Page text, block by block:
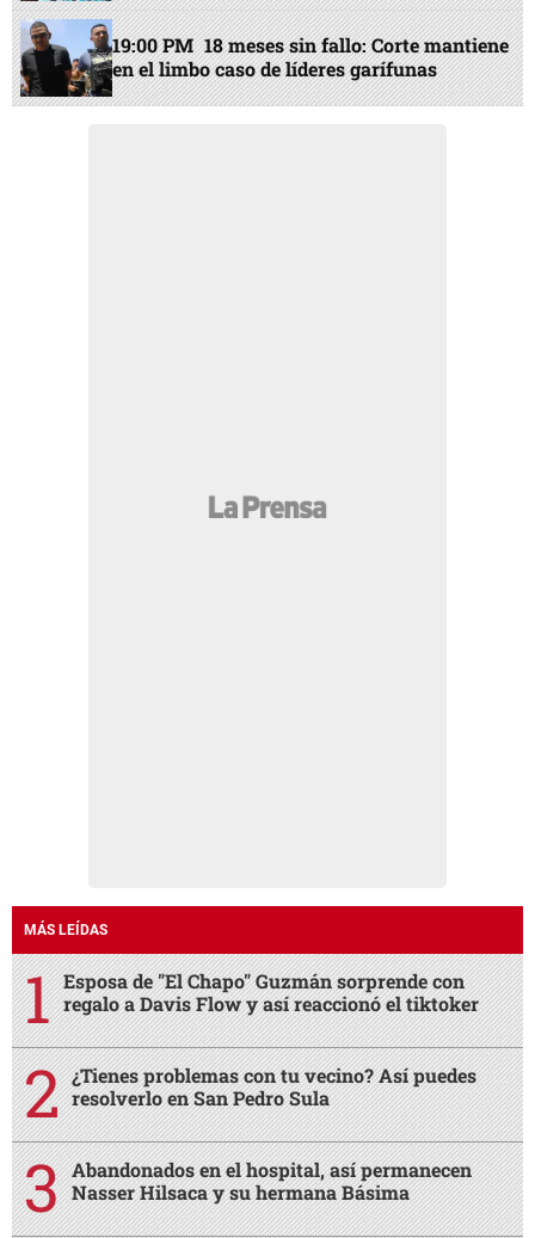
19:00 PM 18 meses sin fallo: Corte mantiene
en el limbo caso de líderes garífunas
MÁS LEÍDAS
Esposa de "El Chapo" Guzmán sorprende con
regalo a Davis Flow y así reaccionó el tiktoker
¿Tienes problemas con tu vecino? Así puedes
resolverlo en San Pedro Sula
Abandonados en el hospital, así permanecen
Nasser Hilsaca y su hermana Básima